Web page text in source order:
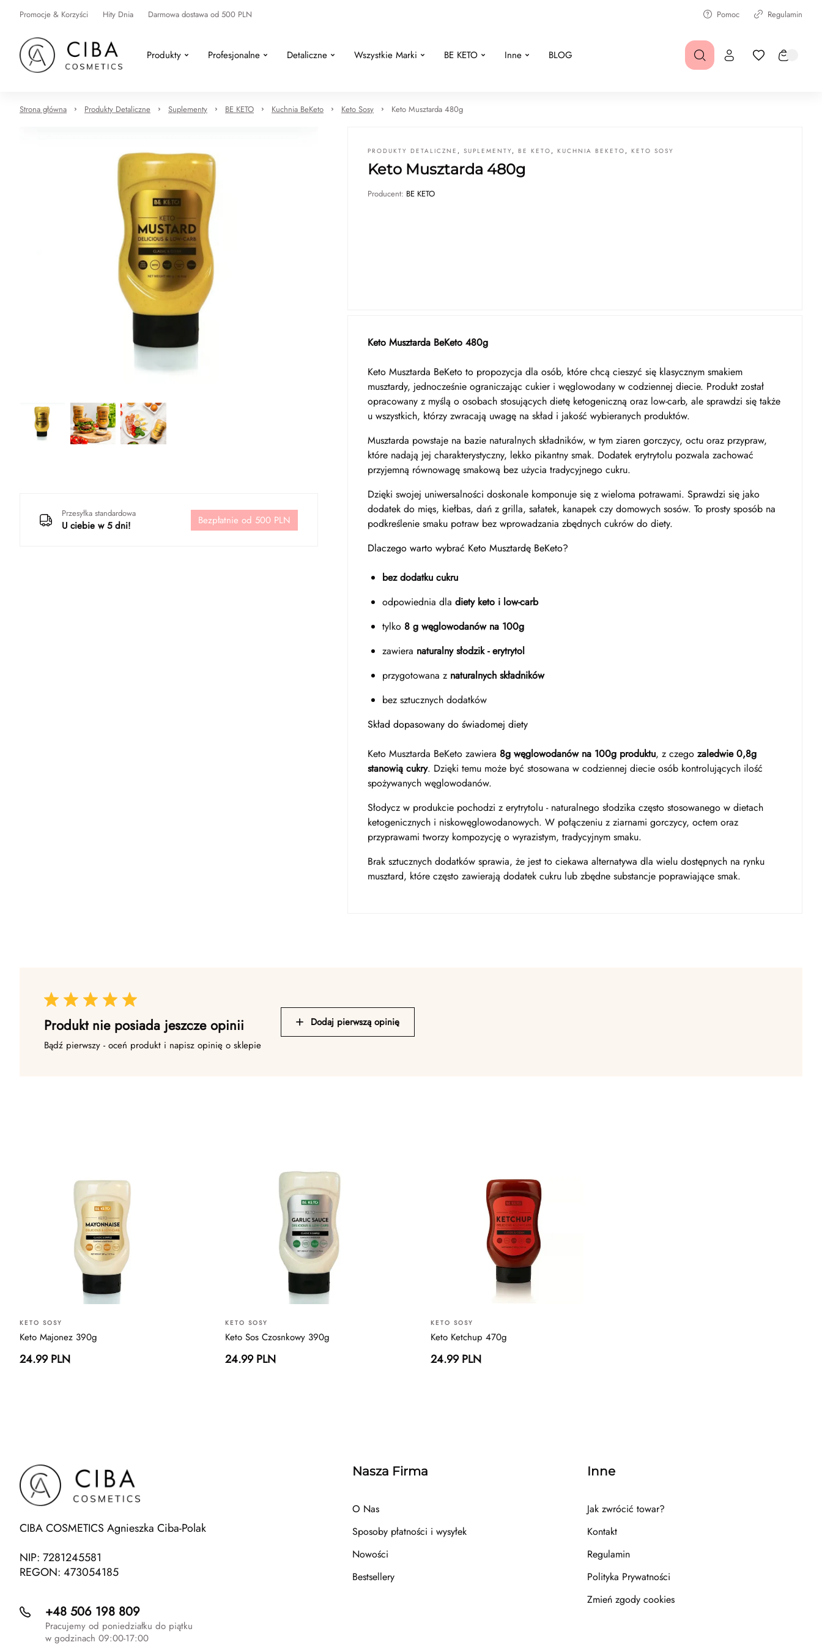
Promocje & Korzyści Hity Dnia Darmowa dostawa od 500 PLN Pomoc Regulamin
Produkty Profesjonalne Detaliczne Wszystkie Marki BE KETO Inne BLOG
Strona główna Produkty Detaliczne Suplementy BE KETO Kuchnia BeKeto Keto Sosy Keto Musztarda 480g
Przesyłka standardowa
U ciebie w 5 dni! Bezpłatnie od 500 PLN
PRODUKTY DETALICZNE , SUPLEMENTY, BE KETO , KUCHNIA BEKETO , KETO SOSY
Keto Musztarda 480g
Producent: BE KETO
Keto Musztarda BeKeto 480g
Keto Musztarda BeKeto to propozycja dla osób, które chcą cieszyć się klasycznym smakiem
musztardy, jednocześnie ograniczając cukier i węglowodany w codziennej diecie. Produkt został
opracowany z myślą o osobach stosujących dietę ketogeniczną oraz low-carb, ale sprawdzi się także
u wszystkich, którzy zwracają uwagę na skład i jakość wybieranych produktów.
Musztarda powstaje na bazie naturalnych składników, w tym ziaren gorczycy, octu oraz przypraw,
które nadają jej charakterystyczny, lekko pikantny smak. Dodatek erytrytolu pozwala zachować
przyjemną równowagę smakową bez użycia tradycyjnego cukru.
Dzięki swojej uniwersalności doskonale komponuje się z wieloma potrawami. Sprawdzi się jako
dodatek do mięs, kiełbas, dań z grilla, sałatek, kanapek czy domowych sosów. To prosty sposób na
podkreślenie smaku potraw bez wprowadzania zbędnych cukrów do diety.
Dlaczego warto wybrać Keto Musztardę BeKeto?
bez dodatku cukru
odpowiednia dla diety keto i low-carb
tylko 8 g węglowodanów na 100g
zawiera naturalny słodzik - erytrytol
przygotowana z naturalnych składników
bez sztucznych dodatków
Skład dopasowany do świadomej diety
Keto Musztarda BeKeto zawiera 8g węglowodanów na 100g produktu, z czego zaledwie 0,8g
stanowią cukry. Dzięki temu może być stosowana w codziennej diecie osób kontrolujących ilość
spożywanych węglowodanów.
Słodycz w produkcie pochodzi z erytrytolu - naturalnego słodzika często stosowanego w dietach
ketogenicznych i niskowęglowodanowych. W połączeniu z ziarnami gorczycy, octem oraz
przyprawami tworzy kompozycję o wyrazistym, tradycyjnym smaku.
Brak sztucznych dodatków sprawia, że jest to ciekawa alternatywa dla wielu dostępnych na rynku
musztard, które często zawierają dodatek cukru lub zbędne substancje poprawiające smak.
Produkt nie posiada jeszcze opinii
Bądź pierwszy - oceń produkt i napisz opinię o sklepie
Dodaj pierwszą opinię
KETO SOSY
Keto Majonez 390g
24.99 PLN
KETO SOSY
Keto Sos Czosnkowy 390g
24.99 PLN
KETO SOSY
Keto Ketchup 470g
24.99 PLN
CIBA COSMETICS Agnieszka Ciba-Polak
NIP: 7281245581
REGON: 473054185
+48 506 198 809
Pracujemy od poniedziałku do piątku
w godzinach 09:00-17:00
Nasza Firma
O Nas
Sposoby płatności i wysyłek
Nowości
Bestsellery
Inne
Jak zwrócić towar?
Kontakt
Regulamin
Polityka Prywatności
Zmień zgody cookies